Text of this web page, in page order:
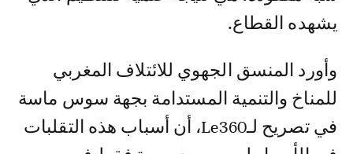
يشهده القطاع.
وأورد المنسق الجهوي للائتلاف المغربي
للمناخ والتنمية المستدامة بجهة سوس ماسة
في تصريح لـLe360، أن أسباب هذه التقلبات